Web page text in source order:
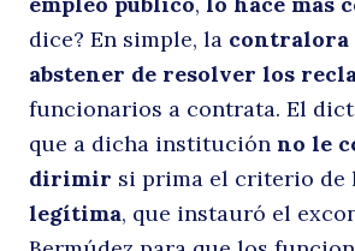
dice? En simple, la contralora
abstener de resolver los
funcionarios a contrata. El
que a dicha institución no le
dirimir si prima el criterio de
legítima, que instauró el